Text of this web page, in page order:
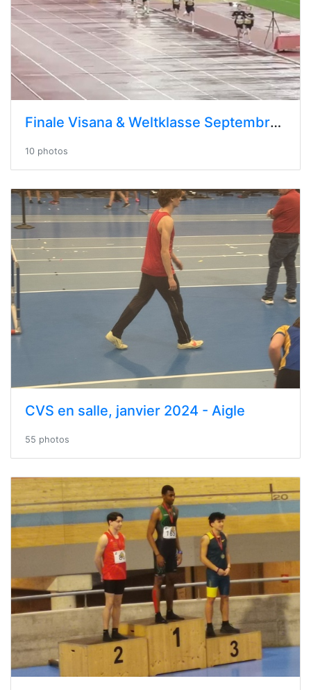
Finale Visana & Weltklasse Septembre 2024 - Zürich
10 photos
CVS en salle, janvier 2024 - Aigle
55 photos